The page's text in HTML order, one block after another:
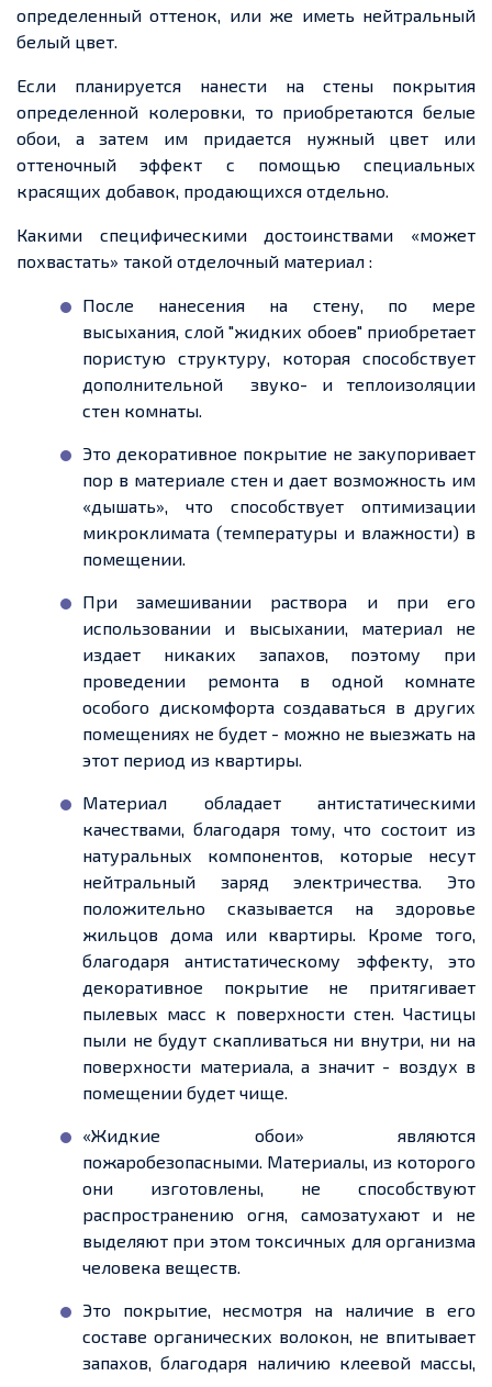
определенный оттенок, или же иметь нейтральный
белый цвет.
Если планируется нанести на стены покрытия
определенной колеровки, то приобретаются белые
обои, а затем им придаетсянужный цвет или
оттеночный эффект с помощью специальных
красящих добавок, продающихся отдельно.
Какими специфическими достоинствами «может
похвастать» такой отделочный материал :
После нанесения на стену, по мере
высыхания, слой "жидких обоев" приобретает
пористую структуру, которая способствует
дополнительной звуко- и теплоизоляции
стен комнаты.
Это декоративное покрытие не закупоривает
пор в материале стен и дает возможность им
«дышать», что способствует оптимизации
микроклимата (температуры и влажности) в
помещении.
При замешивании раствора и при его
использовании и высыхании, материал не
издает никаких запахов, поэтому при
проведении ремонта в одной комнате
особого дискомфорта создаваться в других
помещениях не будет - можно не выезжать на
этот период из квартиры.
Материал обладает антистатическими
качествами, благодаря тому, что состоит из
натуральных компонентов, которые несут
нейтральный заряд электричества. Это
положительно сказывается на здоровье
жильцов дома или квартиры. Кроме того,
благодаря антистатическому эффекту, это
декоративное покрытие не притягивает
пылевых масс к поверхности стен. Частицы
пыли не будут скапливаться ни внутри, ни на
поверхности материала, а значит - воздух в
помещении будет чище.
«Жидкие обои» являются
пожаробезопасными. Материалы, из которого
они изготовлены, не способствуют
распространению огня, самозатухаюти не
выделяют при этом токсичных для организма
человека веществ.
Это покрытие, несмотря на наличие в его
составе органических волокон, не впитывает
запахов, благодаря наличию клеевой массы,